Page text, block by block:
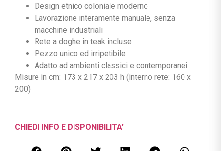
Design etnico coloniale moderno
Lavorazione interamente manuale, senza
macchine industriali
Rete a doghe in teak incluse
Pezzo unico ed irripetibile
Adatto ad ambienti classici e contemporanei
Misure in cm: 173 x 217 x 203 h (interno rete: 160 x
200)
CHIEDI INFO E DISPONIBILITA’